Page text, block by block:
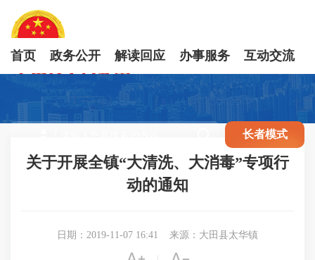
首页 政务公开 解读回应 办事服务 互动交流
长者模式
关于开展全镇“大清洗、大消毒”专项行
动的通知
日期：2019-11-07 16:41 来源：大田县太华镇